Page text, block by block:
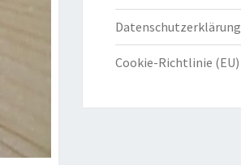
Datenschutzerklärung
Cookie-Richtlinie (EU)